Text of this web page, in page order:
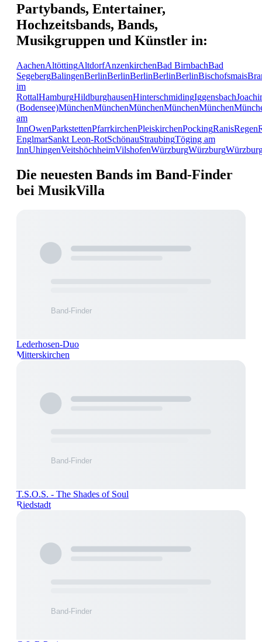
Partybands, Entertainer,
Hochzeitsbands, Bands,
Musikgruppen und Künstler in:
AachenAltöttingAltdorfAnzenkirchenBad BirnbachBad
SegebergBalingenBerlinBerlinBerlinBerlinBerlinBischofsmais
im
RottalHamburgHildburghausenHinterschmidingIggensbach
(Bodensee)MünchenMünchenMünchenMünchenMünchen
am
InnOwenParkstettenPfarrkirchenPleiskirchenPockingRanisRegen
EnglmarSankt Leon-RotSchönauStraubingTöging am
InnUhingenVeitshöchheimVilshofenWürzburgWürzburg
Die neuesten Bands im Band-Finder
bei MusikVilla
Lederhosen-Duo
Mitterskirchen
T.S.O.S. - The Shades of Soul
Riedstadt